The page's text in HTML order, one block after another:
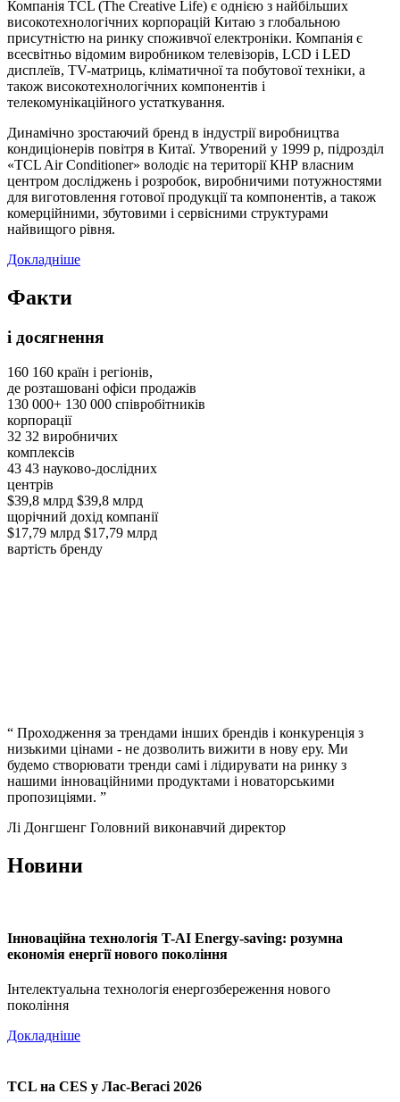
Компанія TCL (The Creative Life) є однією з найбільших
високотехнологічних корпорацій Китаю з глобальною
присутністю на ринку споживчої електроніки. Компанія є
всесвітньо відомим виробником телевізорів, LCD і LED
дисплеїв, TV-матриць, кліматичної та побутової техніки, а
також високотехнологічних компонентів і
телекомунікаційного устаткування.
Динамічно зростаючий бренд в індустрії виробництва
кондиціонерів повітря в Китаї. Утворений у 1999 р, підрозділ
«TCL Air Conditioner» володіє на території КНР власним
центром досліджень і розробок, виробничими потужностями
для виготовлення готової продукції та компонентів, а також
комерційними, збутовими і сервісними структурами
найвищого рівня.
Докладніше
Факти
і досягнення
160 160 країн і регіонів,
де розташовані офіси продажів
130 000+ 130 000 співробітників
корпорації
32 32 виробничих
комплексів
43 43 науково-дослідних
центрів
$39,8 млрд $39,8 млрд
щорічний дохід компанії
$17,79 млрд $17,79 млрд
вартість бренду
“ Проходження за трендами інших брендів і конкуренція з
низькими цінами - не дозволить вижити в нову еру. Ми
будемо створювати тренди самі і лідирувати на ринку з
нашими інноваційними продуктами і новаторськими
пропозиціями. ”
Лі Донгшенг Головний виконавчий директор
Новини
Інноваційна технологія T-AI Energy-saving: розумна
економія енергії нового покоління
Інтелектуальна технологія енергозбереження нового
покоління
Докладніше
TCL на CES у Лас-Вегасі 2026